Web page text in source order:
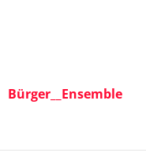
Bürger__Ensemble